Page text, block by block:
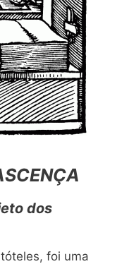
dos
foi uma